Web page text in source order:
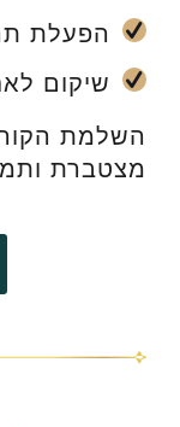
הפעלת
שיקום
השלמת
מצטברת